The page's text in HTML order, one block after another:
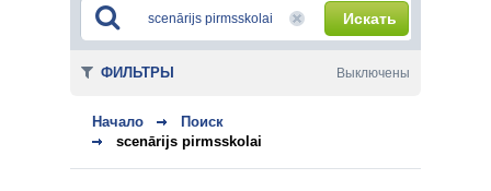
Искать
Начало
Поиск
scenārijs pirmsskolai
ФИЛЬТРЫ Выключены